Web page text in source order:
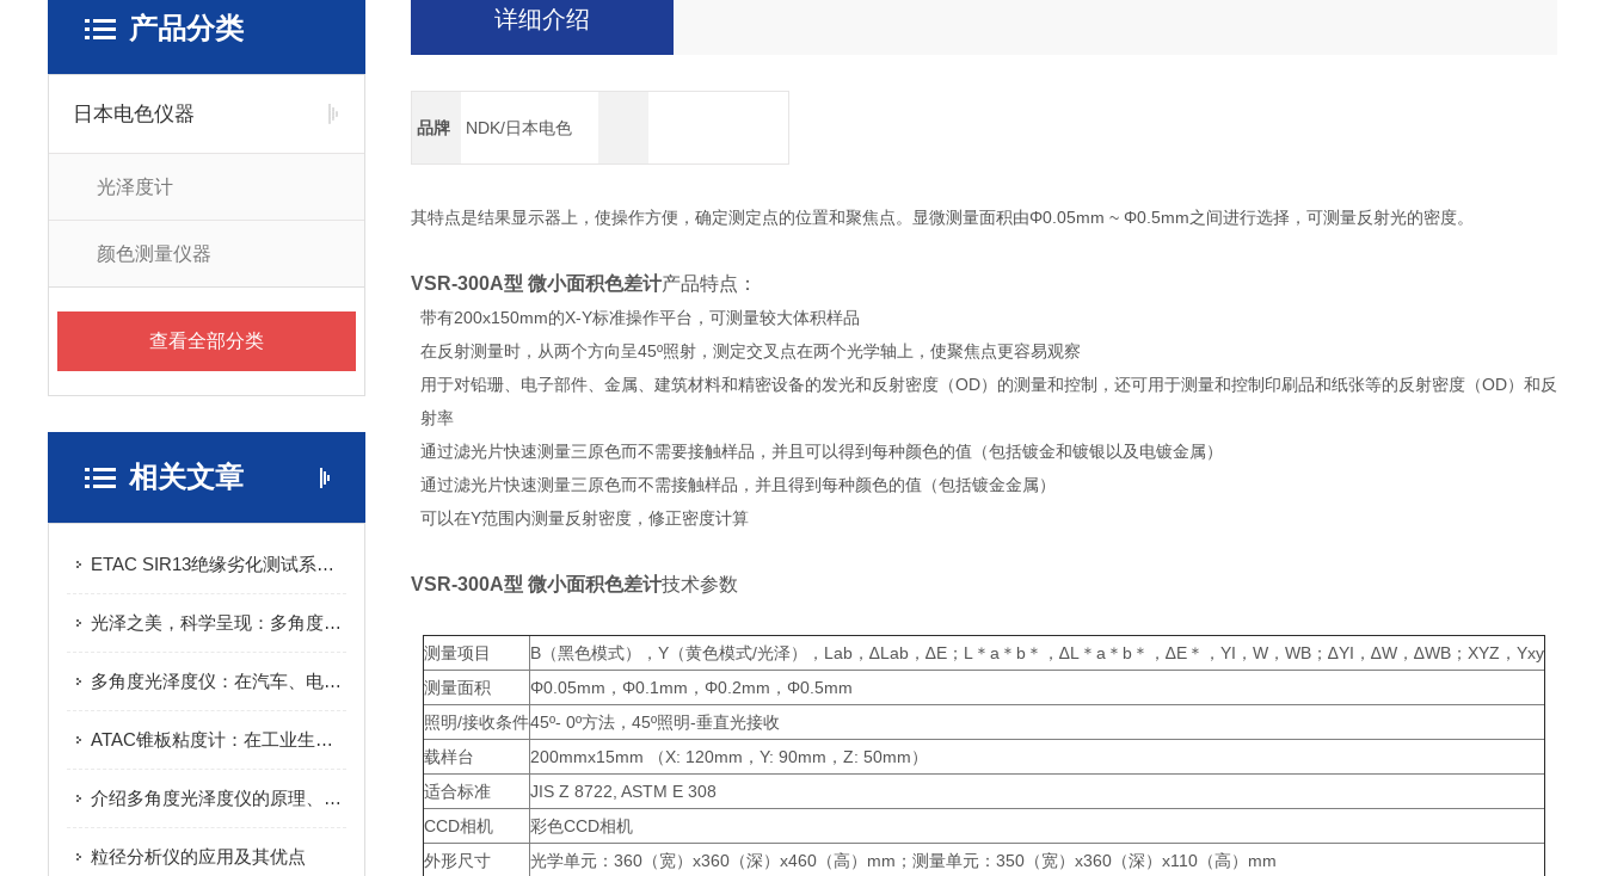
产品分类
日本电色仪器
光泽度计
颜色测量仪器
查看全部分类
相关文章
ETAC SIR13绝缘劣化测试系统：电力行业的高效绝缘诊断工具
光泽之美，科学呈现：多角度光泽度仪助力提升产品外观品质检测水平
多角度光泽度仪：在汽车、电子和塑料行业的关键应用，确保产品外观的一致性与美观性
ATAC锥板粘度计：在工业生产中的重要应用
介绍多角度光泽度仪的原理、构成和应用
粒径分析仪的应用及其优点
详细介绍
品牌 NDK/日本电色
其特点是结果显示器上，使操作方便，确定测定点的位置和聚焦点。显微测量面积由Φ0.05mm ~ Φ0.5mm之间进行选择，可测量反射光的密度。
VSR-300A型 微小面积色差计产品特点：
带有200x150mm的X-Y标准操作平台，可测量较大体积样品
在反射测量时，从两个方向呈45º照射，测定交叉点在两个光学轴上，使聚焦点更容易观察
用于对铅珊、电子部件、金属、建筑材料和精密设备的发光和反射密度（OD）的测量和控制，还可用于测量和控制印刷品和纸张等的反射密度（OD）和反
射率
通过滤光片快速测量三原色而不需要接触样品，并且可以得到每种颜色的值（包括镀金和镀银以及电镀金属）
通过滤光片快速测量三原色而不需接触样品，并且得到每种颜色的值（包括镀金金属）
可以在Y范围内测量反射密度，修正密度计算
VSR-300A型 微小面积色差计技术参数
测量项目
B（黑色模式），Y（黄色模式/光泽），Lab，∆Lab，∆E；L＊a＊b＊，∆L＊a＊b＊，∆E＊，YI，W，WB；∆YI，∆W，∆WB；XYZ，Yxy
测量面积
Φ0.05mm，Φ0.1mm，Φ0.2mm，Φ0.5mm
照明/接收条件45º- 0º方法，45º照明-垂直光接收
载样台
200mmx15mm （X: 120mm，Y: 90mm，Z: 50mm）
适合标准
JIS Z 8722, ASTM E 308
CCD相机
彩色CCD相机
外形尺寸
光学单元：360（宽）x360（深）x460（高）mm；测量单元：350（宽）x360（深）x110（高）mm